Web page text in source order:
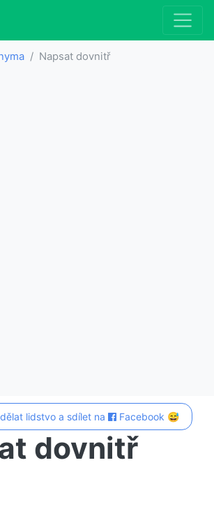
Napsat dovnitř
lidstvo a sdílet na Facebook 😅
dovnitř